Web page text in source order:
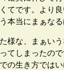
てです。より
本当にまぁな
な、まぁい
てしまったの
の生き方では